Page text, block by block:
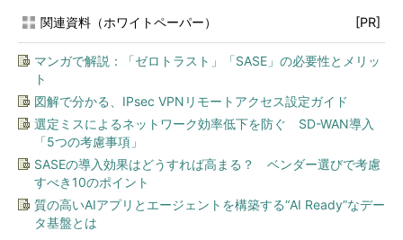
関連資料（ホワイトペーパー） [PR]
マンガで解説：「ゼロトラスト」「SASE」の必要性とメリッ
ト
図解で分かる、IPsec VPNリモートアクセス設定ガイド
選定ミスによるネットワーク効率低下を防ぐ SD-WAN導入
「5つの考慮事項」
SASEの導入効果はどうすれば高まる？ ベンダー選びで考慮
すべき10のポイント
質の高いAIアプリとエージェントを構築する“AI Ready”なデー
タ基盤とは